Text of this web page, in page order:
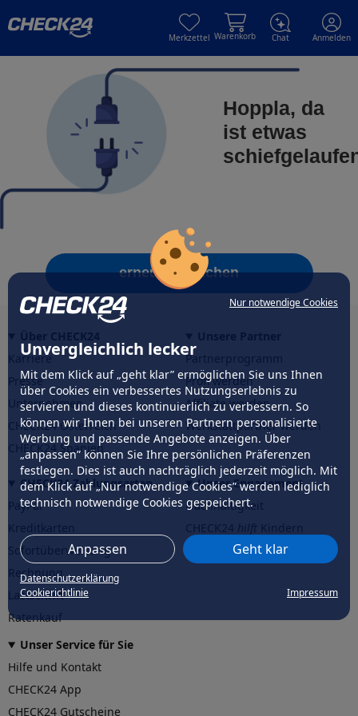
Nur notwendige Cookies
Unvergleichlich lecker
Mit dem Klick auf „geht klar” ermöglichen Sie uns Ihnen
über Cookies ein verbessertes Nutzungserlebnis zu
servieren und dieses kontinuierlich zu verbessern. So
können wir Ihnen bei unseren Partnern personalisierte
Werbung und passende Angebote anzeigen. Über
„anpassen” können Sie Ihre persönlichen Präferenzen
festlegen. Dies ist auch nachträglich jederzeit möglich. Mit
dem Klick auf „Nur notwendige Cookies” werden lediglich
technisch notwendige Cookies gespeichert.
Anpassen Geht klar
Datenschutzerklärung
Cookierichtlinie
Impressum
Merkzettel Warenkorb Chat Anmelden
Hoppla, da
ist etwas
erneut versuchen
Karriere
Presse
Unternehmen
CHECK24 Österreich
CHECK24 Spanien
Partnerprogramm
Profi werden
Affiliate werden
Werkstattpartner werden
CHECK24 Zahlungsarten
PayPal
Sofortüberweisung
Rechnung
Lastschrift
Ratenkauf
Unser Engagement
Nachhaltigkeit
CHECK24hilftder Natur
Unser Service für Sie
Hilfe und Kontakt
CHECK24 App
CHECK24 Gutscheine